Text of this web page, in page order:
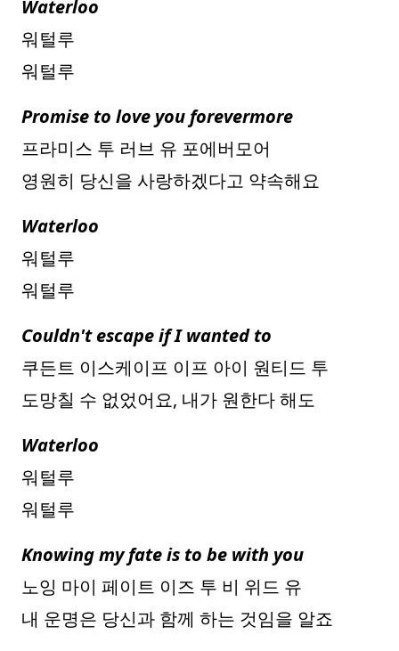
Waterloo
워털루
워털루
Promise to love you forevermore
프라미스 투 러브 유 포에버모어
영원히 당신을 사랑하겠다고 약속해요
Waterloo
워털루
워털루
Couldn't escape if I wanted to
쿠든트 이스케이프 이프 아이 원티드 투
도망칠 수 없었어요, 내가 원한다 해도
Waterloo
워털루
워털루
Knowing my fate is to be with you
노잉 마이 페이트 이즈 투 비 위드 유
내 운명은 당신과 함께 하는 것임을 알죠